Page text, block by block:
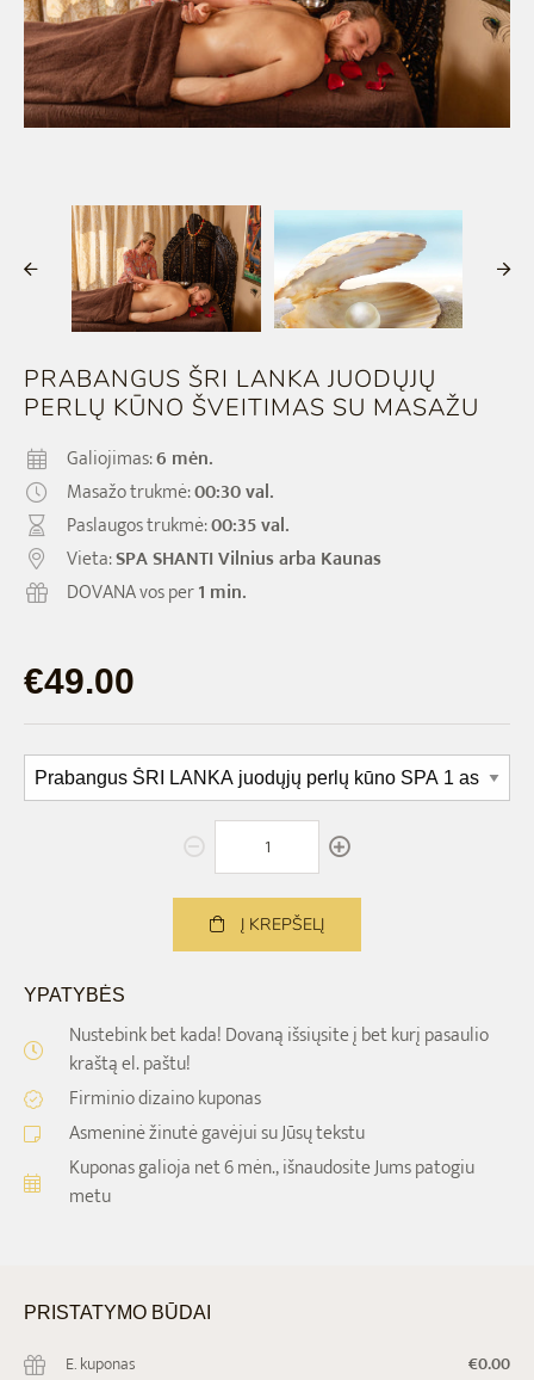
KŪNO ŠVEITIMAI
NĖŠČIOSIOMS/PO GIMDYMO
MASAŽAI VYRAMS
SPA ABONEMENTAI
SPA PASLAUGŲ PRIEDAI
DOVANU PAKETAI
DELUX SPA & RESORT
MAISTAS
VAIKAMS
KVAPAI
AKSESUARAI
SHANTI LINIJA
ONLINE DOVANOS
MASAŽŲ KURSAI
PRABANGUS ŠRI LANKA JUODŲJŲ
PERLŲ KŪNO ŠVEITIMAS SU MASAŽU
Galiojimas:6 mėn.
Masažo trukmė:00:30 val.
Paslaugos trukmė:00:35 val.
Vieta:SPA SHANTI Vilnius arba Kaunas
DOVANA vos per1 min.
€49.00
Į KREPŠELĮ
YPATYBĖS
Nustebink bet kada! Dovaną išsiųsite į bet kurį pasaulio
kraštą el. paštu!
Firminio dizaino kuponas
Asmeninė žinutė gavėjui su Jūsų tekstu
Kuponas galioja net6 mėn.,išnaudosite Jums patogiu
metu
PRISTATYMO BŪDAI
E. kuponas
€0.00